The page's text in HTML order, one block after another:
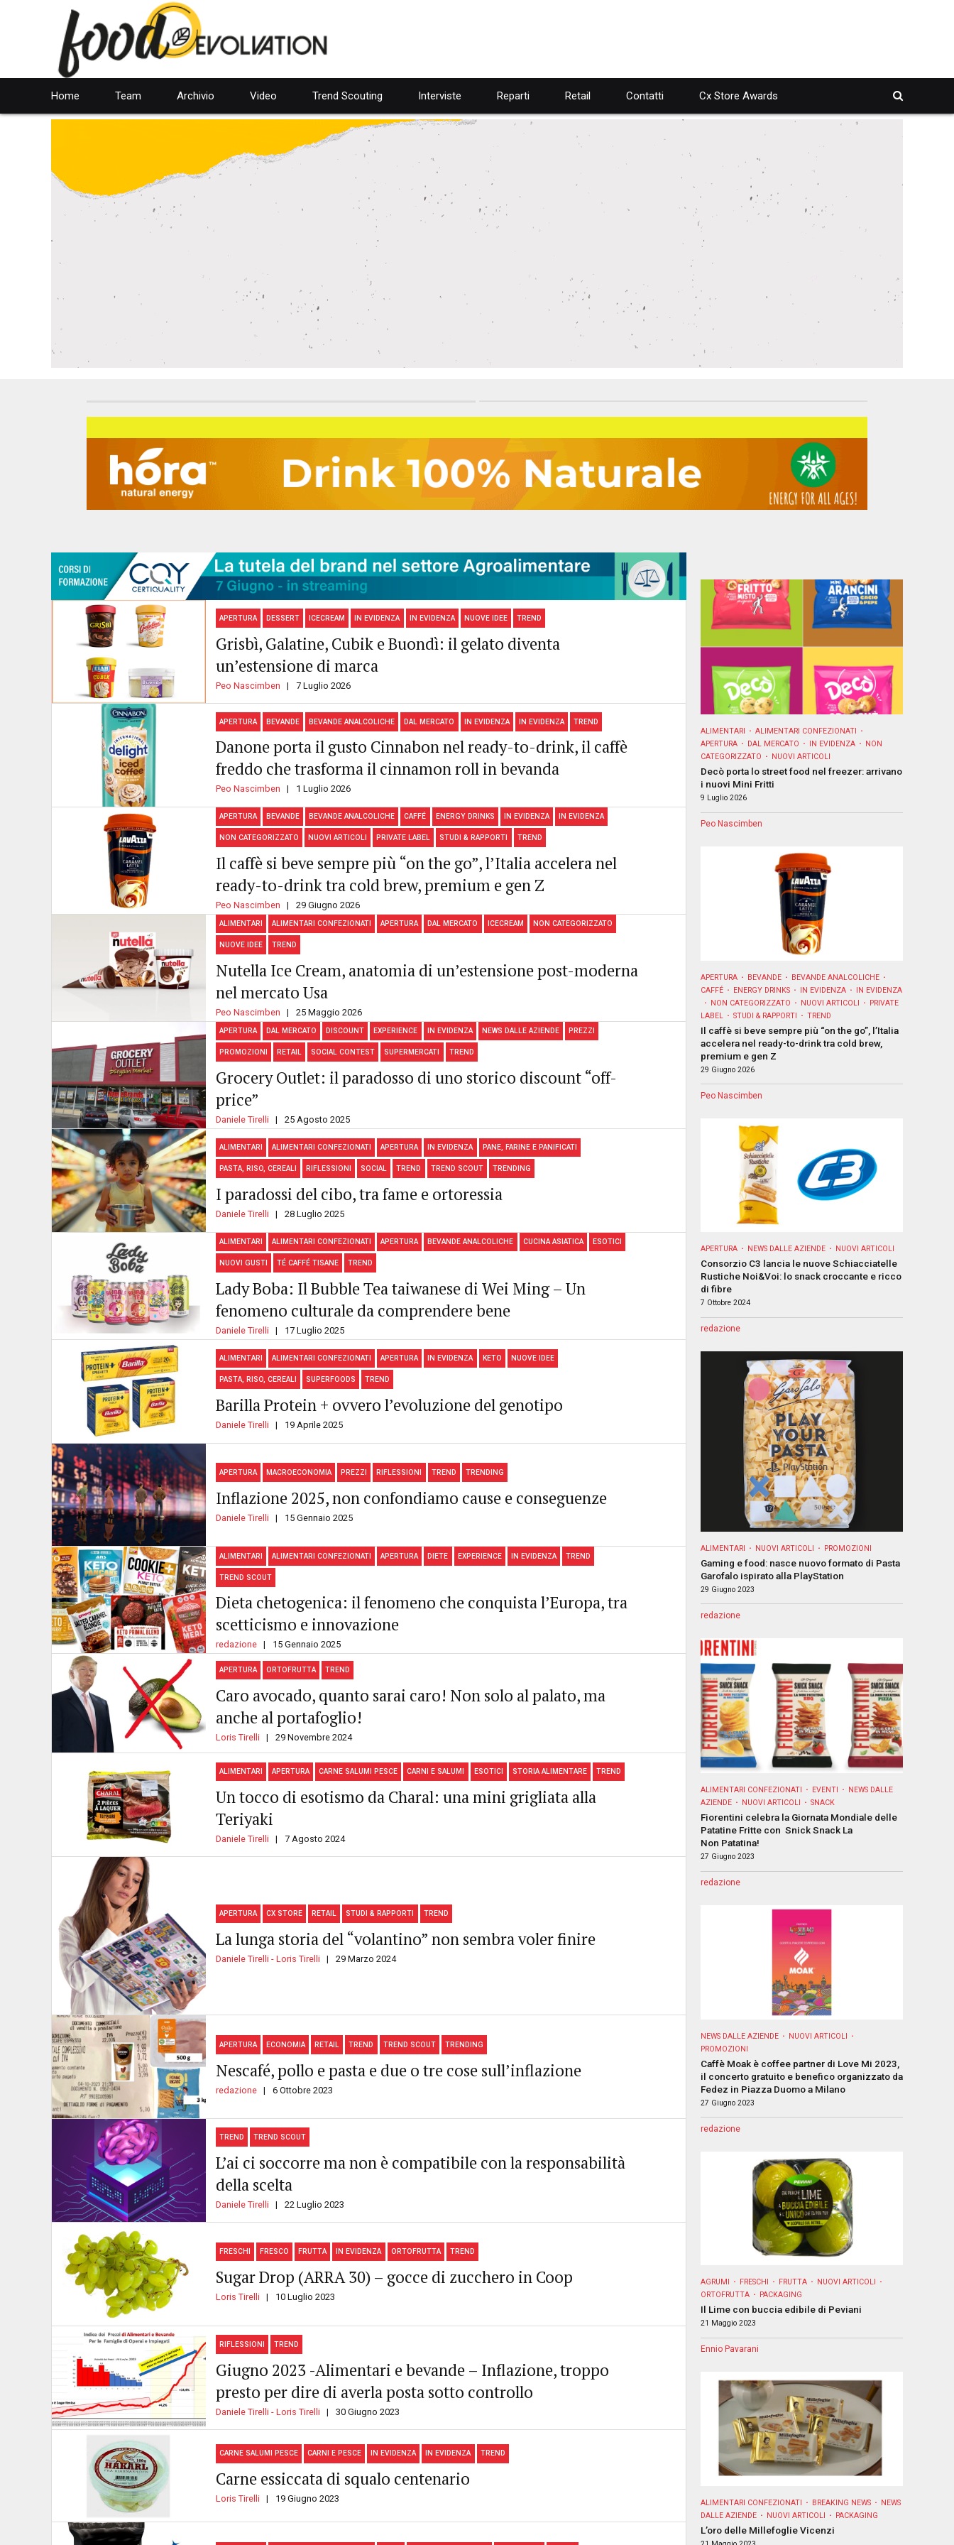
Home Team Archivio Video Trend Scouting Interviste Reparti
PODCAST
WEBINAR
Retail Contatti Cx Store Awards
APERTURA DESSERT ICECREAM IN EVIDENZA IN EVIDENZA NUOVE IDEE TREND
Grisbì, Galatine, Cubik e Buondì: il gelato diventa
un’estensione di marca
Peo Nascimben 7 Luglio 2026
APERTURA BEVANDE BEVANDE ANALCOLICHE DAL MERCATO IN EVIDENZA IN EVIDENZA TREND
Danone porta il gusto Cinnabon nel ready-to-drink, il caffè
freddo che trasforma il cinnamon roll in bevanda
Peo Nascimben 1 Luglio 2026
APERTURA BEVANDE BEVANDE ANALCOLICHE CAFFÉ ENERGY DRINKS IN EVIDENZA IN EVIDENZA
NON CATEGORIZZATO NUOVI ARTICOLI PRIVATE LABEL STUDI & RAPPORTI TREND
Il caffè si beve sempre più “on the go”, l’Italia accelera nel
ready-to-drink tra cold brew, premium e gen Z
Peo Nascimben 29 Giugno 2026
ALIMENTARI ALIMENTARI CONFEZIONATI APERTURA DAL MERCATO ICECREAM NON CATEGORIZZATO
NUOVE IDEE TREND
Nutella Ice Cream, anatomia di un’estensione post-moderna
nel mercato Usa
Peo Nascimben 25 Maggio 2026
APERTURA DAL MERCATO DISCOUNT EXPERIENCE IN EVIDENZA NEWS DALLE AZIENDE PREZZI
PROMOZIONI RETAIL SOCIAL CONTEST SUPERMERCATI TREND
Grocery Outlet: il paradosso di uno storico discount “off-
price”
Daniele Tirelli 25 Agosto 2025
ALIMENTARI ALIMENTARI CONFEZIONATI APERTURA IN EVIDENZA PANE, FARINE E PANIFICATI
PASTA, RISO, CEREALI RIFLESSIONI SOCIAL TREND TREND SCOUT TRENDING
I paradossi del cibo, tra fame e ortoressia
Daniele Tirelli 28 Luglio 2025
ALIMENTARI ALIMENTARI CONFEZIONATI APERTURA BEVANDE ANALCOLICHE CUCINA ASIATICA ESOTICI
NUOVI GUSTI TÉ CAFFÉ TISANE TREND
Lady Boba: Il Bubble Tea taiwanese di Wei Ming – Un
fenomeno culturale da comprendere bene
Daniele Tirelli 17 Luglio 2025
ALIMENTARI ALIMENTARI CONFEZIONATI APERTURA IN EVIDENZA KETO NUOVE IDEE
PASTA, RISO, CEREALI SUPERFOODS TREND
Barilla Protein + ovvero l’evoluzione del genotipo
Daniele Tirelli 19 Aprile 2025
APERTURA MACROECONOMIA PREZZI RIFLESSIONI TREND TRENDING
Inflazione 2025, non confondiamo cause e conseguenze
Daniele Tirelli 15 Gennaio 2025
ALIMENTARI ALIMENTARI CONFEZIONATI APERTURA DIETE EXPERIENCE IN EVIDENZA TREND
TREND SCOUT
Dieta chetogenica: il fenomeno che conquista l’Europa, tra
scetticismo e innovazione
redazione 15 Gennaio 2025
APERTURA ORTOFRUTTA TREND
Caro avocado, quanto sarai caro! Non solo al palato, ma
anche al portafoglio!
Loris Tirelli 29 Novembre 2024
ALIMENTARI APERTURA CARNE SALUMI PESCE CARNI E SALUMI ESOTICI STORIA ALIMENTARE TREND
Un tocco di esotismo da Charal: una mini grigliata alla
Teriyaki
Daniele Tirelli 7 Agosto 2024
APERTURA CX STORE RETAIL STUDI & RAPPORTI TREND
La lunga storia del “volantino” non sembra voler finire
Daniele Tirelli - Loris Tirelli 29 Marzo 2024
APERTURA ECONOMIA RETAIL TREND TREND SCOUT TRENDING
Nescafé, pollo e pasta e due o tre cose sull’inflazione
redazione 6 Ottobre 2023
TREND TREND SCOUT
L’ai ci soccorre ma non è compatibile con la responsabilità
della scelta
Daniele Tirelli 22 Luglio 2023
FRESCHI FRESCO FRUTTA IN EVIDENZA ORTOFRUTTA TREND
Sugar Drop (ARRA 30) – gocce di zucchero in Coop
Loris Tirelli 10 Luglio 2023
RIFLESSIONI TREND
Giugno 2023 -Alimentari e bevande – Inflazione, troppo
presto per dire di averla posta sotto controllo
Daniele Tirelli - Loris Tirelli 30 Giugno 2023
CARNE SALUMI PESCE CARNI E PESCE IN EVIDENZA IN EVIDENZA TREND
Carne essiccata di squalo centenario
Loris Tirelli 19 Giugno 2023
ALIMENTARI
ALIMENTARI CONFEZIONATI
APERTURA
DAL MERCATO IN EVIDENZA
NON
CATEGORIZZATO
NUOVI ARTICOLI
Decò porta lo street food nel freezer: arrivano
i nuovi Mini Fritti
9 Luglio 2026
Peo Nascimben
APERTURA BEVANDE
BEVANDE ANALCOLICHE
CAFFÉ
ENERGY DRINKS IN EVIDENZA
IN EVIDENZA
NON CATEGORIZZATO
NUOVI ARTICOLI
PRIVATE
LABEL
STUDI & RAPPORTI TREND
Il caffè si beve sempre più “on the go”, l’Italia
accelera nel ready-to-drink tra cold brew,
premium e gen Z
29 Giugno 2026
Peo Nascimben
APERTURA NEWS DALLE AZIENDE NUOVI ARTICOLI
Consorzio C3 lancia le nuove Schiacciatelle
Rustiche Noi&Voi: lo snack croccante e ricco
di fibre
7 Ottobre 2024
redazione
ALIMENTARI NUOVI ARTICOLI PROMOZIONI
Gaming e food: nasce nuovo formato di Pasta
Garofalo ispirato alla PlayStation
29 Giugno 2023
redazione
ALIMENTARI CONFEZIONATI EVENTI
NEWS DALLE
AZIENDE
NUOVI ARTICOLI SNACK
Fiorentini celebra la Giornata Mondiale delle
Patatine Fritte con Snick Snack La
Non Patatina!
27 Giugno 2023
redazione
NEWS DALLE AZIENDE
NUOVI ARTICOLI
PROMOZIONI
Caffè Moak è coffee partner di Love Mi 2023,
il concerto gratuito e benefico organizzato da
Fedez in Piazza Duomo a Milano
27 Giugno 2023
redazione
AGRUMI FRESCHI FRUTTA
NUOVI ARTICOLI
ORTOFRUTTA
PACKAGING
Il Lime con buccia edibile di Peviani
21 Maggio 2023
Ennio Pavarani
ALIMENTARI CONFEZIONATI BREAKING NEWS
NEWS
DALLE AZIENDE
NUOVI ARTICOLI PACKAGING
L’oro delle Millefoglie Vicenzi